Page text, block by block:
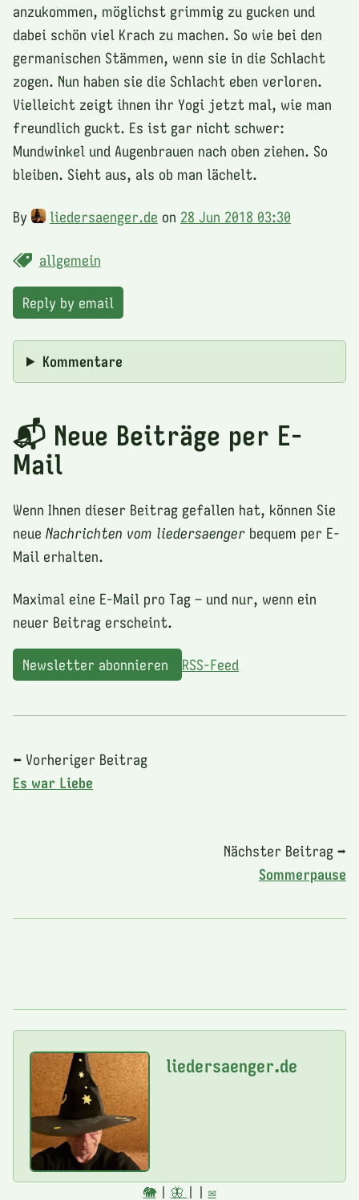
anzukommen, möglichst grimmig zu gucken und
dabei schön viel Krach zu machen. So wie bei den
germanischen Stämmen, wenn sie in die Schlacht
zogen. Nun haben sie die Schlacht eben verloren.
Vielleicht zeigt ihnen ihr Yogi jetzt mal, wie man
freundlich guckt. Es ist gar nicht schwer:
Mundwinkel und Augenbrauen nach oben ziehen. So
bleiben. Sieht aus, als ob man lächelt.
By liedersaenger.de on 28 Jun 2018 03:30
allgemein
Reply by email
Kommentare
📬 Neue Beiträge per E-
Mail
Wenn Ihnen dieser Beitrag gefallen hat, können Sie
neue Nachrichten vom liedersaenger bequem per E-
Mail erhalten.
Maximal eine E-Mail pro Tag – und nur, wenn ein
neuer Beitrag erscheint.
Newsletter abonnieren RSS-Feed
⬅ Vorheriger Beitrag
Es war Liebe
Nächster Beitrag ➡
Sommerpause
liedersaenger.de
🐘| 🦋 | | ✉️